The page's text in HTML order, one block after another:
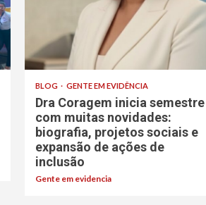
BLOG GENTE EM EVIDÊNCIA
Dra Coragem inicia semestre
com muitas novidades:
biografia, projetos sociais e
expansão de ações de
inclusão
Gente em evidencia